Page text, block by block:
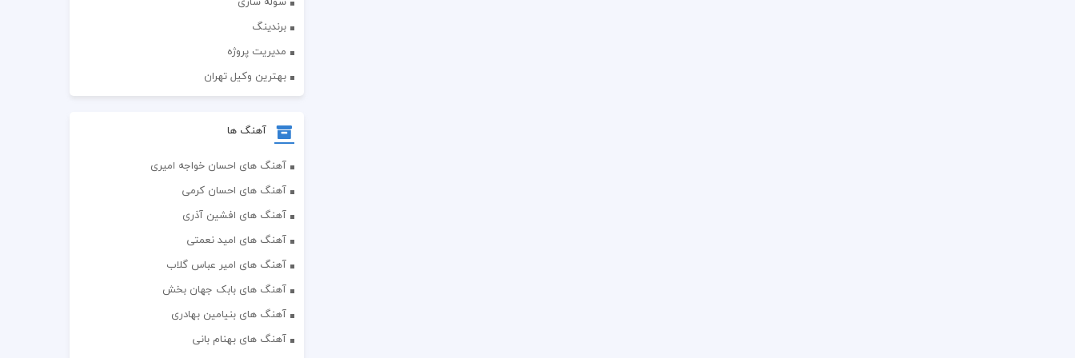
برندینگ
مدیریت پروژه
بهترین وکیل تهران
آهنگ ها
آهنگ های احسان خواجه امیری
آهنگ های احسان کرمی
آهنگ های افشین آذری
آهنگ های امید نعمتی
آهنگ های امیر عباس گلاب
آهنگ های بابک جهان بخش
آهنگ های بنیامین بهادری
آهنگ های بهنام بانی